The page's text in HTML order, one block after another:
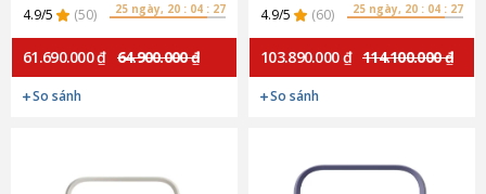
4.9/5
(50) 25 ngày, 20 : 04 : 27
61.690.000 ₫ 64.900.000 ₫
So sánh
4.9/5
(60) 25 ngày, 20 : 04 : 27
103.890.000 ₫ 114.100.000 ₫
So sánh